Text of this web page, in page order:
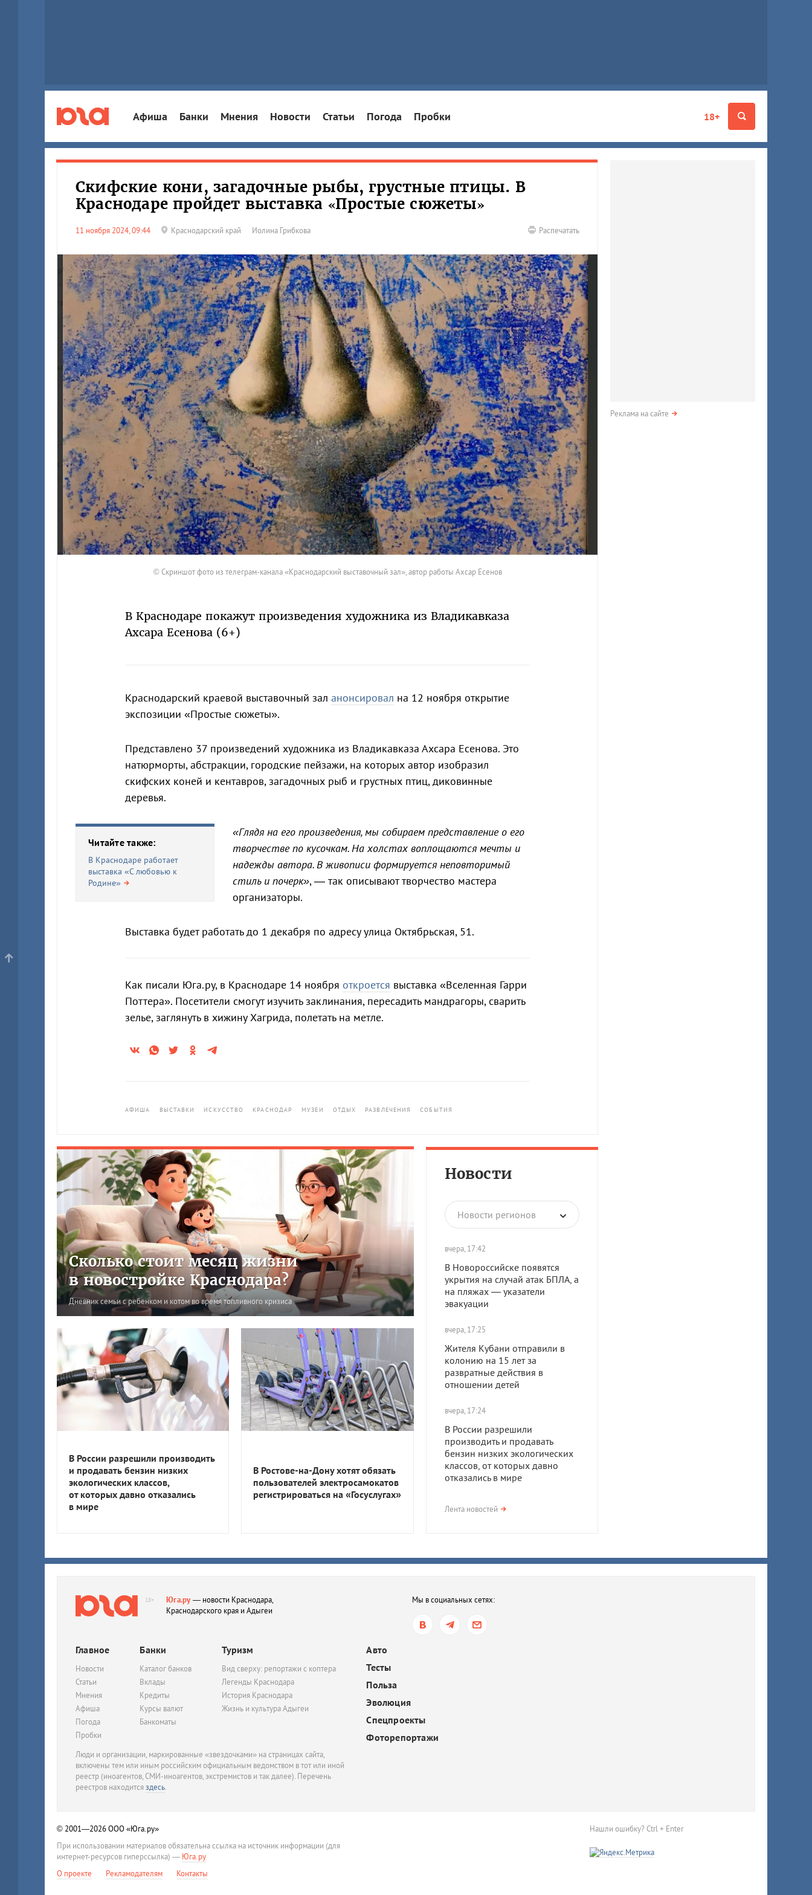
18+
Афиша Банки Мнения Новости Статьи Погода Пробки
Скифские кони, загадочные рыбы, грустные птицы. В
Краснодаре пройдет выставка «Простые сюжеты»
11 ноября 2024, 09:44 Краснодарский край Иолина Грибкова Распечатать
© Скриншот фото из телеграм-канала «Краснодарский выставочный зал», автор работы Ахсар Есенов
В Краснодаре покажут произведения художника из Владикавказа
Ахсара Есенова (6+)
Краснодарский краевой выставочный зал анонсировал на 12 ноября открытие
экспозиции «Простые сюжеты».
Представлено 37 произведений художника из Владикавказа Ахсара Есенова. Это
натюрморты, абстракции, городские пейзажи, на которых автор изобразил
скифских коней и кентавров, загадочных рыб и грустных птиц, диковинные
деревья.
Читайте также:
В Краснодаре работает
выставка «С любовью к
Родине»
«Глядя на его произведения, мы собираем представление о его
творчестве по кусочкам. На холстах воплощаются мечты и
надежды автора. В живописи формируется неповторимый
стиль и почерк», — так описывают творчество мастера
организаторы.
Выставка будет работать до 1 декабря по адресу улица Октябрьская, 51.
Как писали Юга.ру, в Краснодаре 14 ноября откроется выставка «Вселенная Гарри
Поттера». Посетители смогут изучить заклинания, пересадить мандрагоры, сварить
зелье, заглянуть в хижину Хагрида, полетать на метле.
АФИША ВЫСТАВКИ ИСКУССТВО КРАСНОДАР МУЗЕИ ОТДЫХ РАЗВЛЕЧЕНИЯ СОБЫТИЯ
Новости
Новости регионов
вчера, 17:42
В Новороссийске появятся
укрытия на случай атак БПЛА, а
на пляжах — указатели
эвакуации
вчера, 17:25
Жителя Кубани отправили в
колонию на 15 лет за
развратные действия в
отношении детей
вчера, 17:24
В России разрешили
производить и продавать
бензин низких экологических
классов, от которых давно
отказались в мире
вчера, 17:23
после семейной ссоры
В Ростове-на-Дону хотят
электросамокатов
Лента новостей
Сколько стоит месяц жизни
в новостройке Краснодара?
Дневник семьи с ребенком и котом во время топливного кризиса
В России разрешили производить
и продавать бензин низких
экологических классов,
от которых давно отказались
в мире
В Ростове-на-Дону хотят обязать
пользователей электросамокатов
регистрироваться на «Госуслугах»
Реклама на сайте
18+ Юга.ру— новости Краснодара,
Краснодарского края и Адыгеи
Мы в социальных сетях:
Главное
Новости
Статьи
Мнения
Афиша
Погода
Пробки
Банки
Каталог банков
Вклады
Кредиты
Курсы валют
Банкоматы
Туризм
Вид сверху: репортажи с коптера
Легенды Краснодара
История Краснодара
Жизнь и культура Адыгеи
Авто
Тесты
Польза
Эволюция
Спецпроекты
Фоторепортажи
Люди и организации, маркированные «звездочками» на страницах сайта,
включены тем или иным российским официальным ведомством в тот или иной
реестр (иноагентов, СМИ-иноагентов, экстремистов и так далее). Перечень
реестров находитсяздесь.
© 2001—2026ООО «Юга.ру»
При использовании материалов обязательна ссылка на источник информации (для
интернет-ресурсов гиперссылка) — Юга.ру
О проекте
Рекламодателям Контакты
Нашли ошибку? Ctrl + Enter